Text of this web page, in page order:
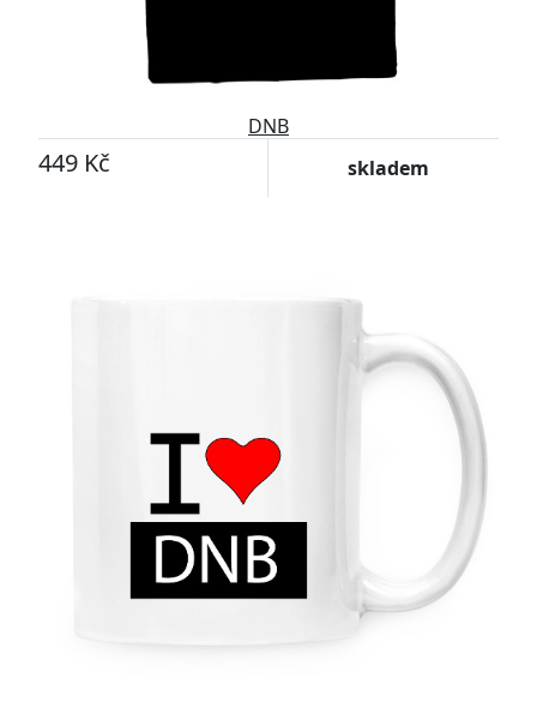
DNB
449 Kč skladem